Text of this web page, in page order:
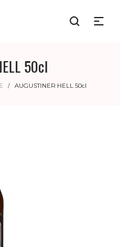
50cl
/ AUGUSTINER HELL 50cl